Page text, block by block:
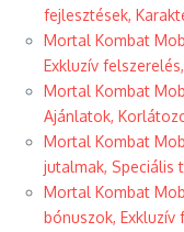
fejlesztések,
Mortal Kombat
Exkluzív
Mortal Kombat
Ajánlatok,
Mortal Kombat
jutalmak, Speciális
Mortal Kombat
bónuszok, Exkluzív